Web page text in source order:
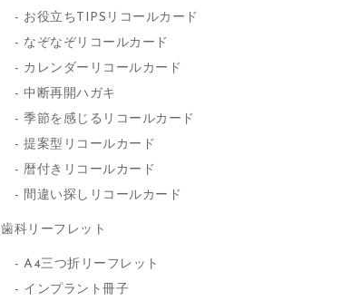
お役立ちTIPSリコールカード
なぞなぞリコールカード
カレンダーリコールカード
中断再開ハガキ
季節を感じるリコールカード
提案型リコールカード
暦付きリコールカード
間違い探しリコールカード
歯科リーフレット
A4三つ折リーフレット
インプラント冊子